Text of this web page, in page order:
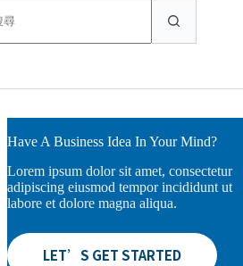
Have A Business Idea In Your Mind?
Lorem ipsum dolor sit amet, consectetur
adipiscing eiusmod tempor incididunt ut
labore et dolore magna aliqua.
LET’S GET STARTED